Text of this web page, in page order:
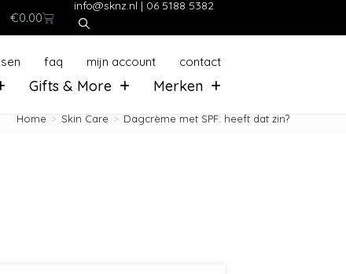
€0.00
info@sknz.nl | 06 5188 5382
faq mijn account contact
Gifts & More Merken
Home > Skin Care > Dagcrème met SPF: heeft dat zin?